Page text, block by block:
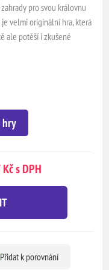
pro svou královnu
velmi originální hra, která
ale potěší i zkušené
hry
s DPH
Přidat k porovnání